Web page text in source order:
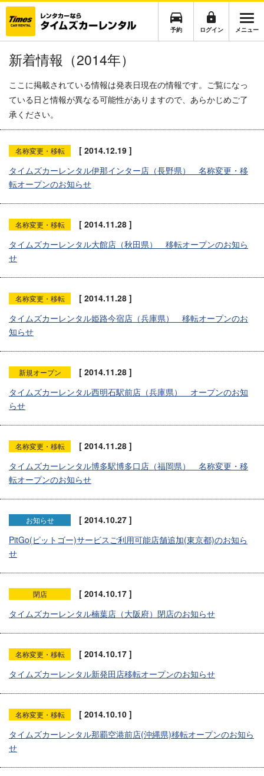
予約 ログイン メニュー
新着情報（2014年）
ここに掲載されている情報は発表日現在の情報です。ご覧になっ
ている日と情報が異なる可能性がありますので、あらかじめご了
承ください。
名称変更・移転
[ 2014.12.19 ]
タイムズカーレンタル伊那インター店（長野県） 名称変更・移
転オープンのお知らせ
名称変更・移転
[ 2014.11.28 ]
タイムズカーレンタル大館店（秋田県） 移転オープンのお知ら
せ
名称変更・移転
[ 2014.11.28 ]
タイムズカーレンタル姫路今宿店（兵庫県） 移転オープンのお
知らせ
新規オープン
[ 2014.11.28 ]
タイムズカーレンタル西明石駅前店（兵庫県） オープンのお知
らせ
名称変更・移転
[ 2014.11.28 ]
タイムズカーレンタル博多駅博多口店（福岡県） 名称変更・移
転オープンのお知らせ
お知らせ
[ 2014.10.27 ]
PitGo(ピットゴー)サービスご利用可能店舗追加(東京都)のお知ら
せ
閉店
[ 2014.10.17 ]
タイムズカーレンタル楠葉店（大阪府）閉店のお知らせ
名称変更・移転
[ 2014.10.17 ]
タイムズカーレンタル新発田店移転オープンのお知らせ
名称変更・移転
[ 2014.10.10 ]
タイムズカーレンタル那覇空港前店(沖縄県)移転オープンのお知ら
せ